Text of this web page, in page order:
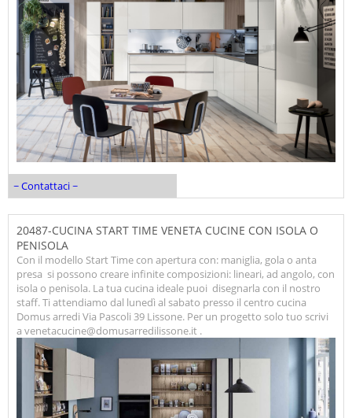
~ Contattaci ~
20487-CUCINA START TIME VENETA CUCINE CON ISOLA O
PENISOLA
Con il modello Start Time con apertura con: maniglia, gola o anta
presa si possono creare infinite composizioni: lineari, ad angolo, con
isola o penisola. La tua cucina ideale puoi disegnarla con il nostro
staff. Ti attendiamo dal lunedì al sabato presso il centro cucina
Domus arredi Via Pascoli 39 Lissone. Per un progetto solo tuo scrivi
a venetacucine@domusarredilissone.it .